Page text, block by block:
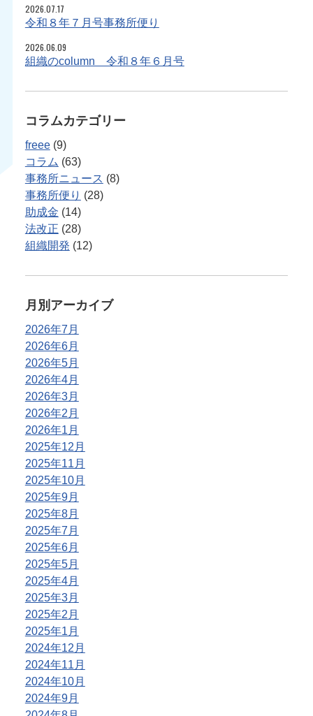
2026.07.17
令和８年７月号事務所便り
2026.06.09
組織のcolumn 令和８年６月号
コラムカテゴリー
freee(9)
コラム (63)
事務所ニュース (8)
事務所便り (28)
助成金 (14)
法改正 (28)
組織開発 (12)
月別アーカイブ
2026年7月
2026年6月
2026年5月
2026年4月
2026年3月
2026年2月
2026年1月
2025年12月
2025年11月
2025年10月
2025年9月
2025年8月
2025年7月
2025年6月
2025年5月
2025年4月
2025年3月
2025年2月
2025年1月
2024年12月
2024年11月
2024年10月
2024年9月